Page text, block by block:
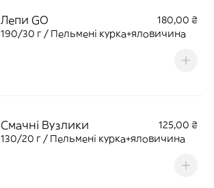
Лепи GO
180,00 ₴
190/30 г / Пельмені курка+яловичина
Смачні Вузлики
125,00 ₴
130/20 г / Пельмені курка+яловичина